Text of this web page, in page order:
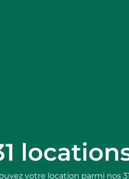
votre location parmi nos